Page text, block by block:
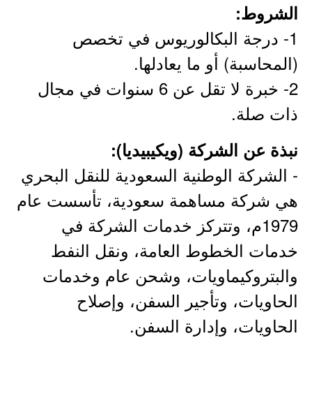
الشروط:
1- درجة البكالوريوس في تخصص
(المحاسبة) أو ما يعادلها.
2- خبرة لا تقل عن 6 سنوات في مجال
ذات صلة.
نبذة عن الشركة (ويكيبيديا):
- الشركة الوطنية السعودية للنقل البحري
هي شركة مساهمة سعودية، تأسست عام
1979م، وتتركز خدمات الشركة في
خدمات الخطوط العامة، ونقل النفط
والبتروكيماويات، وشحن عام وخدمات
الحاويات، وتأجير السفن، وإصلاح
الحاويات، وإدارة السفن.